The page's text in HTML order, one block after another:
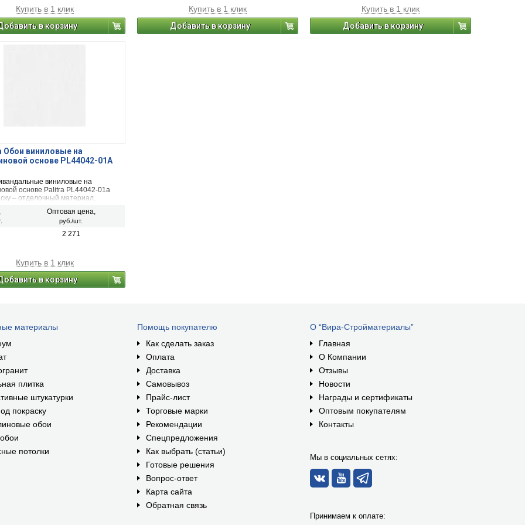
Купить в 1 клик
в корзину
Купить в 1 клик
Добавить в корзину
Купить в 1 клик
Добавить в корзину
Обои виниловые на
основе PL44042-01А
виниловые на
основе Palitra PL44042-01а
– отделочный материал,
поверхностей. Обои состоят из
основа флизелина и
покрытия из вспененного
на стену. Виниловый слой
поверхность,
стойкостью к влаге. После
становится более устойчивым к
Оптовая цена,
руб./шт.
2 271
Купить в 1 клик
в корзину
материалы
плитка
штукатурки
покраску
обои
потолки
Помощь покупателю
Как сделать заказ
Оплата
Доставка
Самовывоз
Прайс-лист
Торговые марки
Рекомендации
Спецпредложения
Как выбрать (статьи)
Готовые решения
Вопрос-ответ
Карта сайта
Обратная связь
О “Вира-Стройматериалы”
Главная
О Компании
Отзывы
Новости
Награды и сертификаты
Оптовым покупателям
Контакты
Мы в социальных сетях:
Принимаем к оплате: